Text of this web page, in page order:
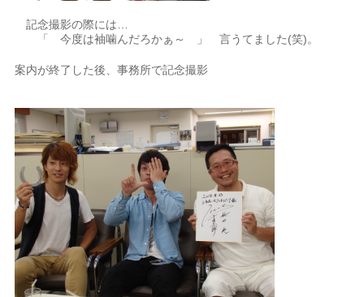
記念撮影の際には…
「 今度は袖噛んだろかぁ～ 」 言うてました(笑)。
案内が終了した後、事務所で記念撮影